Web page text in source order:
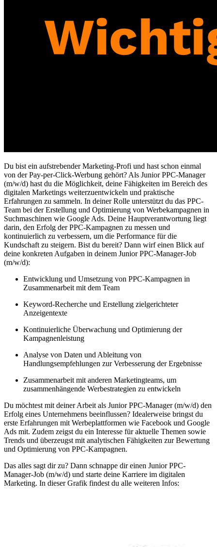
Du bist ein aufstrebender Marketing-Profi und hast schon einmal
von der Pay-per-Click-Werbung gehört? Als Junior PPC-Manager
(m/w/d) hast du die Möglichkeit, deine Fähigkeiten im Bereich des
digitalen Marketings weiterzuentwickeln und praktische
Erfahrungen zu sammeln. In deiner Rolle unterstützt du das PPC-
Team bei der Erstellung und Optimierung von Werbekampagnen in
Suchmaschinen wie Google Ads. Deine Hauptverantwortung liegt
darin, den Erfolg der PPC-Kampagnen zu messen und
kontinuierlich zu verbessern, um die Performance für die
Kundschaft zu steigern. Bist du bereit? Dann wirf einen Blick auf
deine konkreten Aufgaben in deinem Junior PPC-Manager-Job
(m/w/d):
Entwicklung und Umsetzung von PPC-Kampagnen in
Zusammenarbeit mit dem Team
Keyword-Recherche und Erstellung zielgerichteter
Anzeigentexte
Kontinuierliche Überwachung und Optimierung der
Kampagnenleistung
Analyse von Daten und Ableitung von
Handlungsempfehlungen zur Verbesserung der Ergebnisse
Zusammenarbeit mit anderen Marketingteams, um
zusammenhängende Werbestrategien zu entwickeln
Du möchtest mit deiner Arbeit als Junior PPC-Manager (m/w/d) den
Erfolg eines Unternehmens beeinflussen? Idealerweise bringst du
erste Erfahrungen mit Werbeplattformen wie Facebook und Google
Ads mit. Zudem zeigst du ein Interesse für aktuelle Themen sowie
Trends und überzeugst mit analytischen Fähigkeiten zur Bewertung
und Optimierung von PPC-Kampagnen.
Das alles sagt dir zu? Dann schnappe dir einen Junior PPC-
Manager-Job (m/w/d) und starte deine Karriere im digitalen
Marketing. In dieser Grafik findest du alle weiteren Infos: